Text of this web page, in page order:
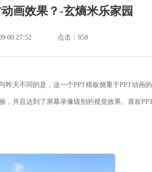
画效果？-玄熵米乐家园
00:27:52 点击： 858
昨天不同的是，这一个PPT模板侧重于PPT动画
，并且达到了屏幕录像级别的视觉效果。喜欢